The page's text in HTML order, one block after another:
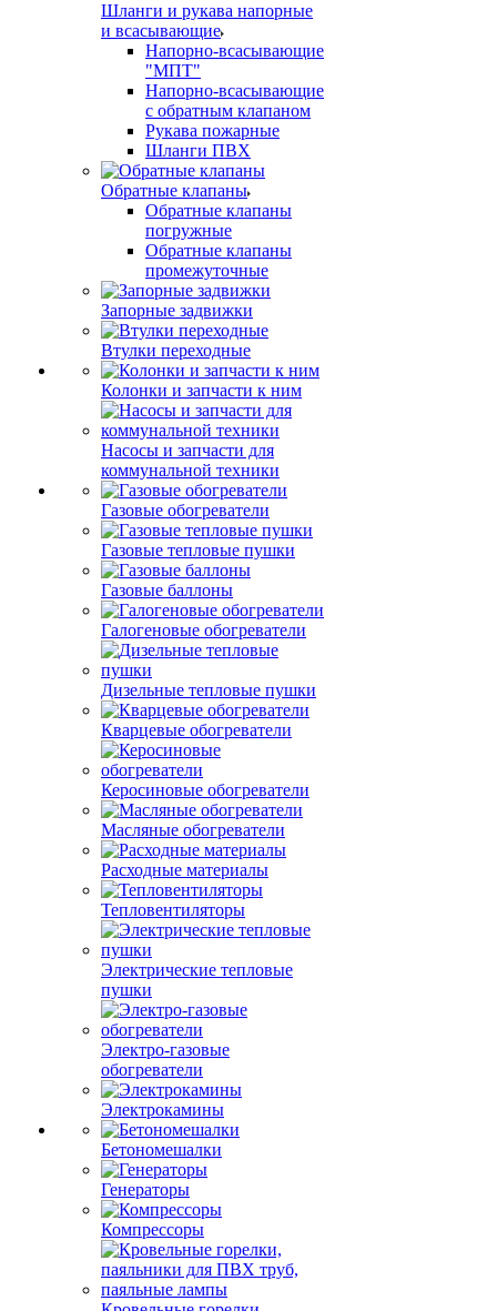
Шланги и рукава напорные
и всасывающие
Напорно-всасывающие
"МПТ"
Напорно-всасывающие
с обратным клапаном
Рукава пожарные
Шланги ПВХ
Обратные клапаны
Обратные клапаны
погружные
Обратные клапаны
промежуточные
Запорные задвижки
Втулки переходные
Колонки и запчасти к ним
Насосы и запчасти для
коммунальной техники
Газовые обогреватели
Газовые тепловые пушки
Газовые баллоны
Галогеновые обогреватели
Дизельные тепловые пушки
Кварцевые обогреватели
Керосиновые обогреватели
Масляные обогреватели
Расходные материалы
Тепловентиляторы
Электрические тепловые
пушки
Электро-газовые
обогреватели
Электрокамины
Бетономешалки
Генераторы
Компрессоры